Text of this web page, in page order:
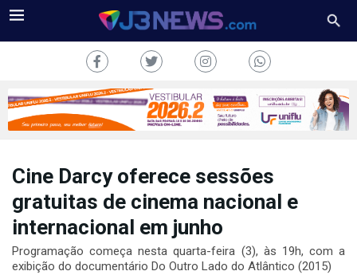
COLUNAS
Cine Darcy oferece sessões
gratuitas de cinema nacional e
internacional em junho
Programação começa nesta quarta-feira (3), às 19h, com a
exibição do documentário Do Outro Lado do Atlântico (2015)